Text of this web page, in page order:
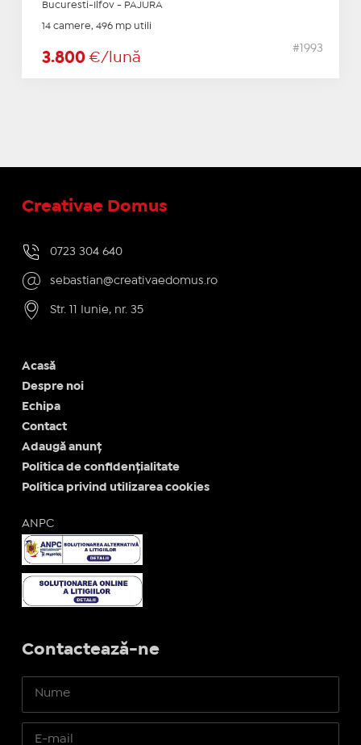
Bucuresti-Ilfov - PAJURA
14 camere, 496 mp utili
3.800 €/lună
#1993
Creativae Domus
0723 304 640
sebastian@creativaedomus.ro
Str. 11 Iunie, nr. 35
Acasă
Despre noi
Echipa
Contact
Adaugă anunț
Politica de confidențialitate
Politica privind utilizarea cookies
ANPC
Contactează-ne